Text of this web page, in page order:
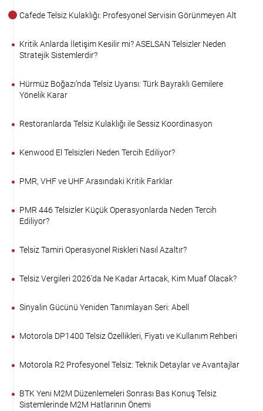
Cafede Telsiz Kulaklığı: Profesyonel Servisin Görünmeyen Alt
Kritik Anlarda İletişim Kesilir mi? ASELSAN Telsizler Neden
Stratejik Sistemlerdir?
Hürmüz Boğazı’nda Telsiz Uyarısı: Türk Bayraklı Gemilere
Yönelik Karar
Restoranlarda Telsiz Kulaklığı ile Sessiz Koordinasyon
Kenwood El Telsizleri Neden Tercih Ediliyor?
PMR, VHF ve UHF Arasındaki Kritik Farklar
PMR 446 Telsizler Küçük Operasyonlarda Neden Tercih
Ediliyor?
Telsiz Tamiri Operasyonel Riskleri Nasıl Azaltır?
Telsiz Vergileri 2026’da Ne Kadar Artacak, Kim Muaf Olacak?
Sinyalin Gücünü Yeniden Tanımlayan Seri: Abell
Motorola DP1400 Telsiz Özellikleri, Fiyatı ve Kullanım Rehberi
Motorola R2 Profesyonel Telsiz: Teknik Detaylar ve Avantajlar
BTK Yeni M2M Düzenlemeleri Sonrası Bas Konuş Telsiz
Sistemlerinde M2M Hatlarının Önemi